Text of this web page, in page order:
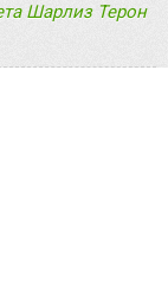
Шарлиз Терон